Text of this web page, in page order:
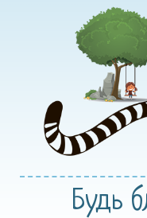
Будь